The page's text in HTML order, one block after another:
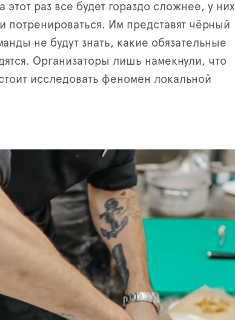
раз все будет гораздо сложнее, у них
потренироваться. Им представят чёрный
не будут знать, какие обязательные
Организаторы лишь намекнули, что
исследовать феномен локальной